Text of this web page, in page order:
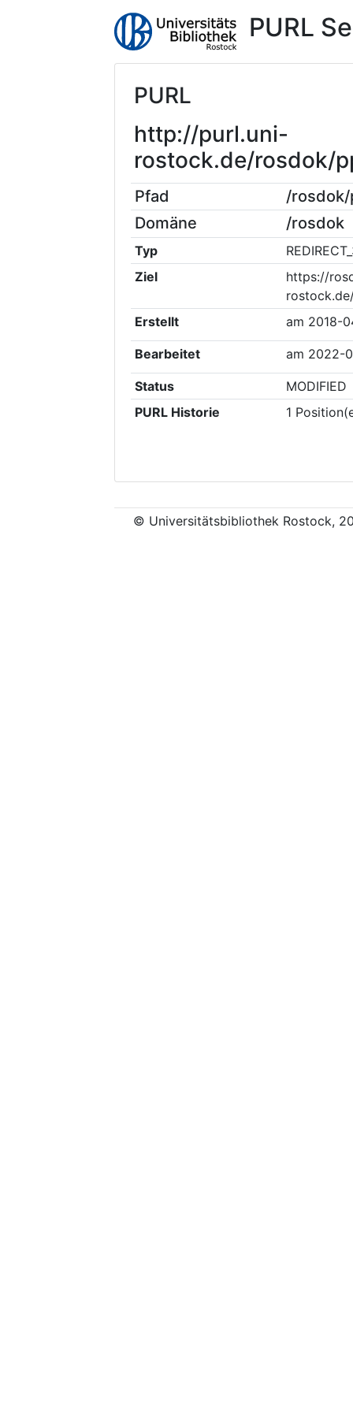
PURL
PURL
http://purl.uni-
rostock.de/rosdok/
Pfad
/rosdok/
Domäne
/rosdok
Typ
Ziel
https://
Erstellt
am 2018-
Bearbeitet am 2022-
Status
MODIFIED
PURL Historie
1
© Universitätsbibliothek Rostock,